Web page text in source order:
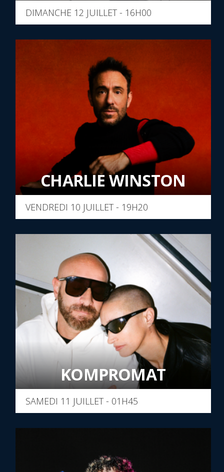
DIMANCHE 12 JUILLET - 16H00
CHARLIE WINSTON
VENDREDI 10 JUILLET - 19H20
KOMPROMAT
SAMEDI 11 JUILLET - 01H45